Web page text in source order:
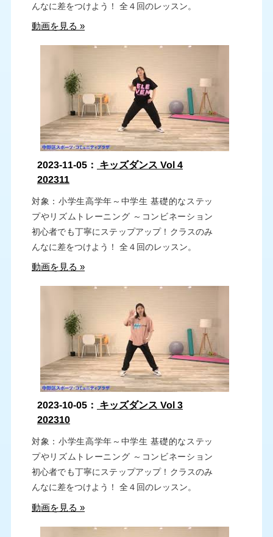
んなに差をつけよう！ 全４回のレッスン。
動画を見る »
2023-11-05： キッズダンス Vol 4
202311
対象：小学生高学年～中学生 基礎的なステッ
プやリズムトレーニング ～コンビネーション
初心者でも丁寧にステップアップ！クラスのみ
んなに差をつけよう！ 全４回のレッスン。
動画を見る »
2023-10-05： キッズダンス Vol 3
202310
対象：小学生高学年～中学生 基礎的なステッ
プやリズムトレーニング ～コンビネーション
初心者でも丁寧にステップアップ！クラスのみ
んなに差をつけよう！ 全４回のレッスン。
動画を見る »